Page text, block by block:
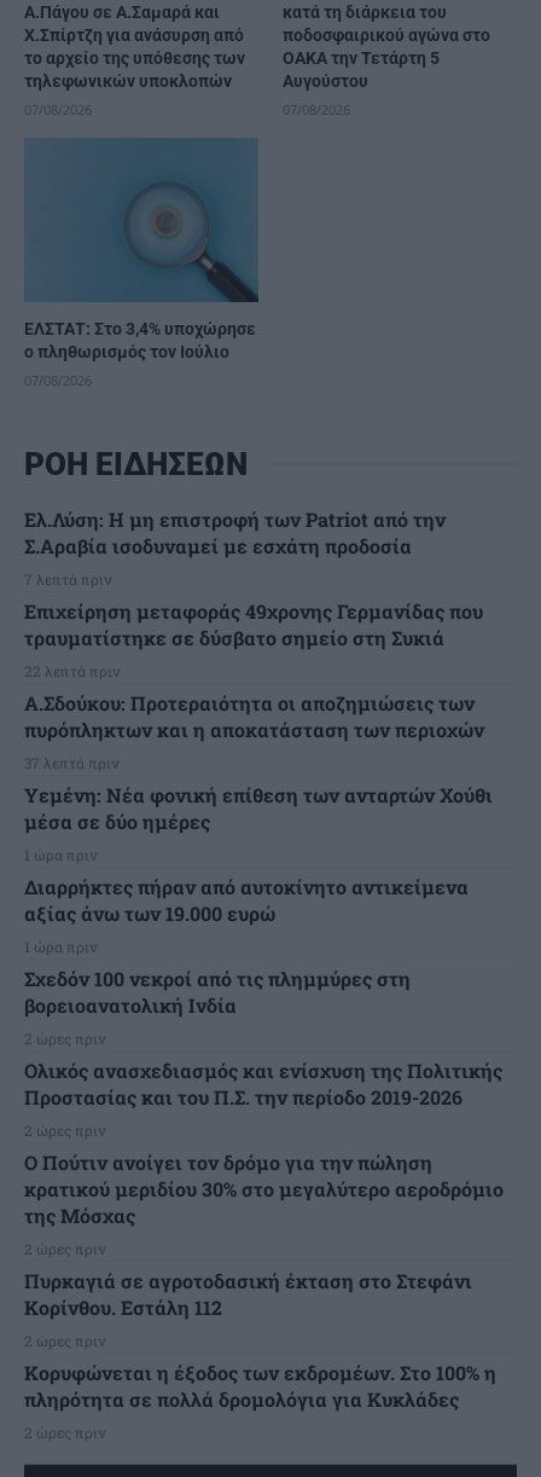
Α.Πάγου σε Α.Σαμαρά και
Χ.Σπίρτζη για ανάσυρση από
το αρχείο της υπόθεσης των
τηλεφωνικών υποκλοπών
07/08/2026
κατά τη διάρκεια του
ποδοσφαιρικού αγώνα στο
ΟΑΚΑ την Τετάρτη 5
Αυγούστου
07/08/2026
ΕΛΣΤΑΤ: Στο 3,4% υποχώρησε
ο πληθωρισμός τον Ιούλιο
07/08/2026
ΡΟΗ ΕΙΔΗΣΕΩΝ
Ελ.Λύση: Η μη επιστροφή των Patriot από την
Σ.Αραβία ισοδυναμεί με εσχάτη προδοσία
7 λεπτά πριν
Επιχείρηση μεταφοράς 49χρονης Γερμανίδας που
τραυματίστηκε σε δύσβατο σημείο στη Συκιά
22 λεπτά πριν
Α.Σδούκου: Προτεραιότητα οι αποζημιώσεις των
πυρόπληκτων και η αποκατάσταση των περιοχών
37 λεπτά πριν
Υεμένη: Νέα φονική επίθεση των ανταρτών Χούθι
μέσα σε δύο ημέρες
1 ώρα πριν
Διαρρήκτες πήραν από αυτοκίνητο αντικείμενα
αξίας άνω των 19.000 ευρώ
1 ώρα πριν
Σχεδόν 100 νεκροί από τις πλημμύρες στη
βορειοανατολική Ινδία
2 ώρες πριν
Ολικός ανασχεδιασμός και ενίσχυση της Πολιτικής
Προστασίας και του Π.Σ. την περίοδο 2019-2026
2 ώρες πριν
Ο Πούτιν ανοίγει τον δρόμο για την πώληση
κρατικού μεριδίου 30% στο μεγαλύτερο αεροδρόμιο
της Μόσχας
2 ώρες πριν
Πυρκαγιά σε αγροτοδασική έκταση στο Στεφάνι
Κορίνθου. Εστάλη 112
2 ώρες πριν
Κορυφώνεται η έξοδος των εκδρομέων. Στο 100% η
πληρότητα σε πολλά δρομολόγια για Κυκλάδες
2 ώρες πριν